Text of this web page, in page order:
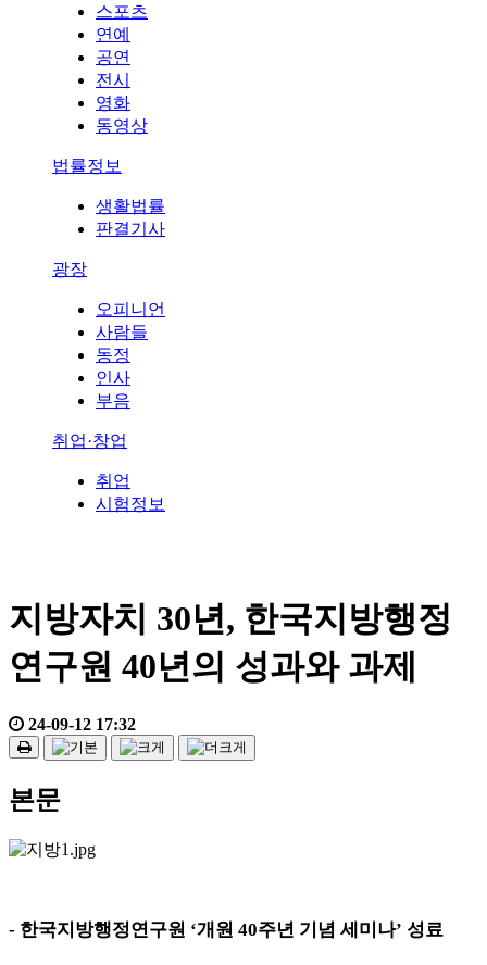
스포츠
연예
공연
전시
영화
동영상
법률정보
생활법률
판결기사
광장
오피니언
사람들
동정
인사
부음
취업·창업
취업
시험정보
지방자치 30년, 한국지방행정
연구원 40년의 성과와 과제
24-09-12 17:32
본문
- 한국지방행정연구원 ‘개원 40주년 기념 세미나’ 성료